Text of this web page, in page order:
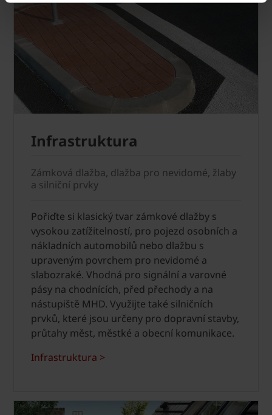
Infrastruktura
Zámková dlažba, dlažba pro nevidomé, žlaby
a silniční prvky
Pořiďte si klasický tvar zámkové dlažby s
vysokou zatížitelností, pro pojezd osobních a
nákladních automobilů nebo dlažbu s
upraveným povrchem pro nevidomé a
slabozraké. Vhodná pro signální a varovné
pásy na chodnících, před přechody a na
nástupiště MHD. Využijte také silničních
prvků, které jsou určeny pro dopravní stavby,
průtahy měst, městké a obecní komunikace.
Infrastruktura >